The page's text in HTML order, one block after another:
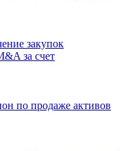
закупок
за счет
по продаже активов